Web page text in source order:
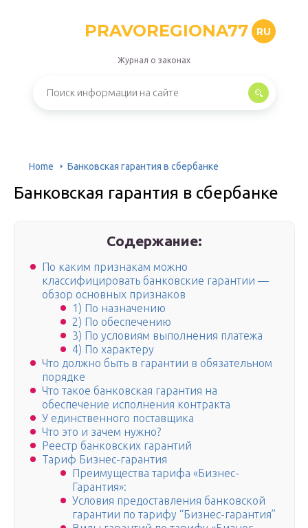
PRAVOREGIONA77 RU
Журнал о законах
Home Банковская гарантия в сбербанке
Банковская гарантия в сбербанке
Содержание:
По каким признакам можно
классифицировать банковские гарантии —
обзор основных признаков
1) По назначению
2) По обеспечению
3) По условиям выполнения платежа
4) По характеру
Что должно быть в гарантии в обязательном
порядке
Что такое банковская гарантия на
обеспечение исполнения контракта
У единственного поставщика
Что это и зачем нужно?
Реестр банковских гарантий
Тариф Бизнес-гарантия
Преимущества тарифа «Бизнес-
Гарантия»:
Условия предоставления банковской
гарантии по тарифу “Бизнес-гарантия”